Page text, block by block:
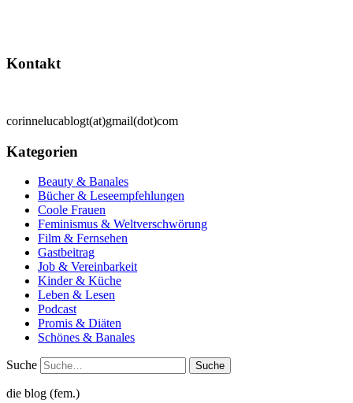
Kontakt
corinnelucablogt(at)gmail(dot)com
Kategorien
Beauty & Banales
Bücher & Leseempfehlungen
Coole Frauen
Feminismus & Weltverschwörung
Film & Fernsehen
Gastbeitrag
Job & Vereinbarkeit
Kinder & Küche
Leben & Lesen
Podcast
Promis & Diäten
Schönes & Banales
Suche
die blog (fem.)